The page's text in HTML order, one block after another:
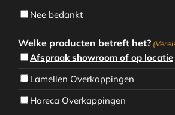
Nee bedankt
Welke producten betreft het?
Afspraak showroom of op locatie
Lamellen Overkappingen
Horeca Overkappingen